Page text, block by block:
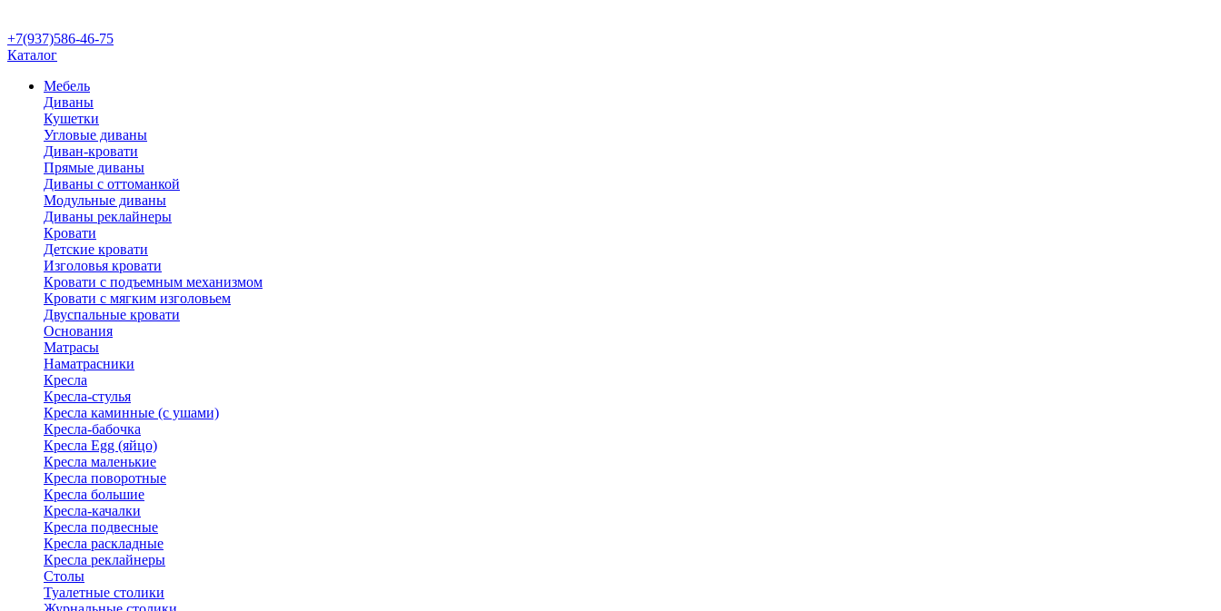
+7(937)586-46-75
Каталог
Мебель
Диваны
Кушетки
Угловые диваны
Диван-кровати
Прямые диваны
Диваны с оттоманкой
Модульные диваны
Диваны реклайнеры
Кровати
Детские кровати
Изголовья кровати
Кровати с подъемным механизмом
Кровати с мягким изголовьем
Двуспальные кровати
Основания
Матрасы
Наматрасники
Кресла
Кресла-стулья
Кресла каминные (с ушами)
Кресла-бабочка
Кресла Egg (яйцо)
Кресла маленькие
Кресла поворотные
Кресла большие
Кресла-качалки
Кресла подвесные
Кресла раскладные
Кресла реклайнеры
Столы
Туалетные столики